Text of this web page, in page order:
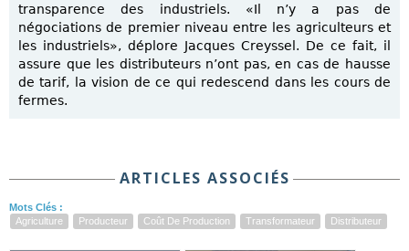
transparence des industriels. «Il n’y a pas de
négociations de premier niveau entre les agriculteurs et
les industriels», déplore Jacques Creyssel. De ce fait, il
assure que les distributeurs n’ont pas, en cas de hausse
de tarif, la vision de ce qui redescend dans les cours de
fermes.
ARTICLES ASSOCIÉS
Mots Clés :
Agriculture
Producteur Coût De Production Transformateur Distributeur